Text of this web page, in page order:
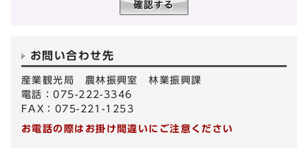
お問い合わせ先
産業観光局 農林振興室 林業振興課
電話：075-222-3346
FAX：075-221-1253
お電話の際はお掛け間違いにご注意ください